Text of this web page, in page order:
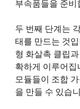
부속품들을 준비
두 번째 단계는
태를 만드는 것
형 화살촉 클립
확하게 이루어집
모듈들이 조합
을 만들 수 있습